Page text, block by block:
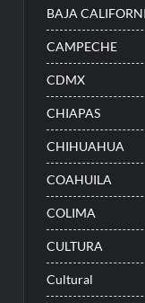
BAJA
CAMPECHE
CDMX
CHIAPAS
CHIHUAHUA
COAHUILA
COLIMA
CULTURA
Cultural